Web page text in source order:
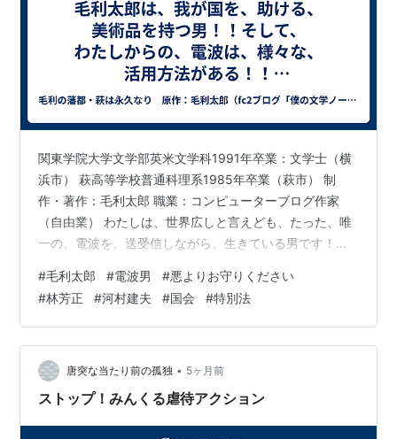
関東学院大学文学部英米文学科1991年卒業：文学士（横
浜市） 萩高等学校普通科理系1985年卒業（萩市） 制
作・著作：毛利太郎 職業：コンピューターブログ作家
（自由業） わたしは、世界広しと言えども、たった、唯
一の、電波を、送受信しながら、生きている男です！！
男！！ 萩生まれ、萩育ち！！ ブログを書けば、天下一
の、男！！ 勉強大好き、スポーツ大嫌い！！ fc2ブログ
「僕の文学ノート」は、おれ、毛利太郎の、萩市民時代
の、傑作です！！ fc2ブログ「僕の文学ノート」は、わた
しが、日本共産党萩支部の、党員だった時代の、作品で
す！！ おれの、母校は、萩…
#毛利太郎 #電波男 #悪よりお守りください
#林芳正 #河村建夫 #国会 #特別法
唐突な当たり前の孤独 • 5ヶ月前
ストップ！みんくる虐待アクション